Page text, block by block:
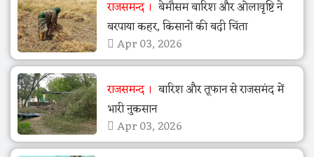
राजसमन्द
बेमौसम बारिश और ओलावृष्टि ने
बरपाया कहर, किसानों की बढ़ी चिंता
Apr 03, 2026
राजसमन्द
बारिश और तूफान से राजसमंद में
भारी नुकसान
Apr 03, 2026